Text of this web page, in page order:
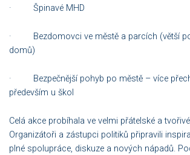
· Špinavé MHD
· Bezdomovci ve městě a parcích (větší
domů)
· Bezpečnější pohyb po městě – více
především u škol
Celá akce probíhala ve velmi přátelské a
Organizátoři a zástupci politiků připravili
plné spolupráce, diskuze a nových nápadů.